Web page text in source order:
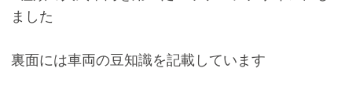
ました
裏面には車両の豆知識を記載しています